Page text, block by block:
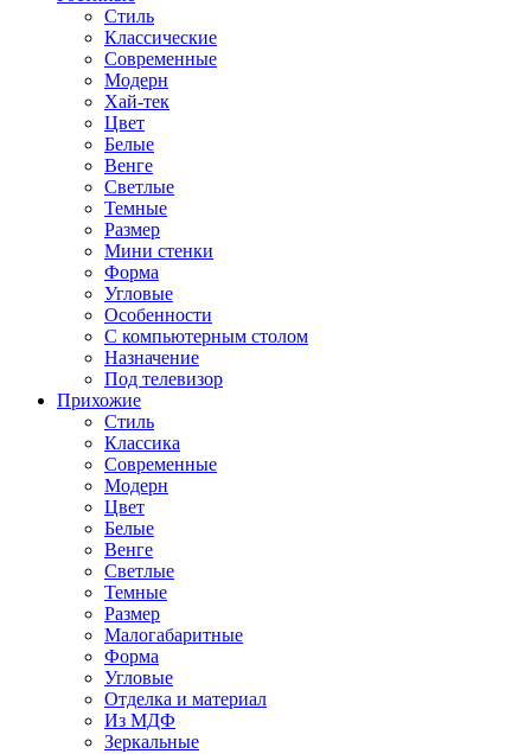
Стиль
Классические
Современные
Модерн
Хай-тек
Цвет
Белые
Венге
Светлые
Темные
Размер
Мини стенки
Форма
Угловые
Особенности
С компьютерным столом
Назначение
Под телевизор
Прихожие
Стиль
Классика
Современные
Модерн
Цвет
Белые
Венге
Светлые
Темные
Размер
Малогабаритные
Форма
Угловые
Отделка и материал
Из МДФ
Зеркальные